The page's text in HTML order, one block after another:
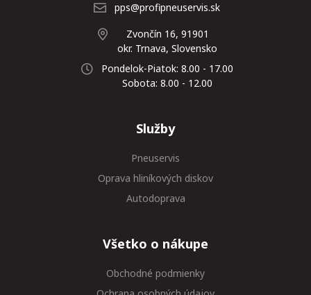
pps@profipneuservis.sk
Zvončín 16, 91901
okr. Trnava, Slovensko
Pondelok-Piatok: 8.00 - 17.00
Sobota: 8.00 - 12.00
Služby
Pneuservis
Oprava hliníkových diskov
Autodoprava
Všetko o nákupe
Obchodné podmienky